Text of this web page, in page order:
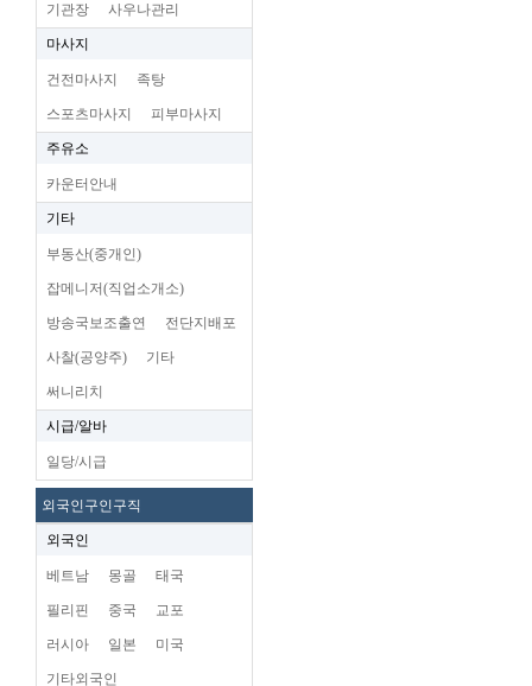
기관장 사우나관리
마사지
건전마사지 족탕
스포츠마사지 피부마사지
주유소
카운터안내
기타
부동산(중개인)
잡메니저(직업소개소)
방송국보조출연 전단지배포
사찰(공양주) 기타
써니리치
시급/알바
일당/시급
외국인구인구직
외국인
베트남 몽골 태국
필리핀 중국 교포
러시아 일본 미국
기타외국인